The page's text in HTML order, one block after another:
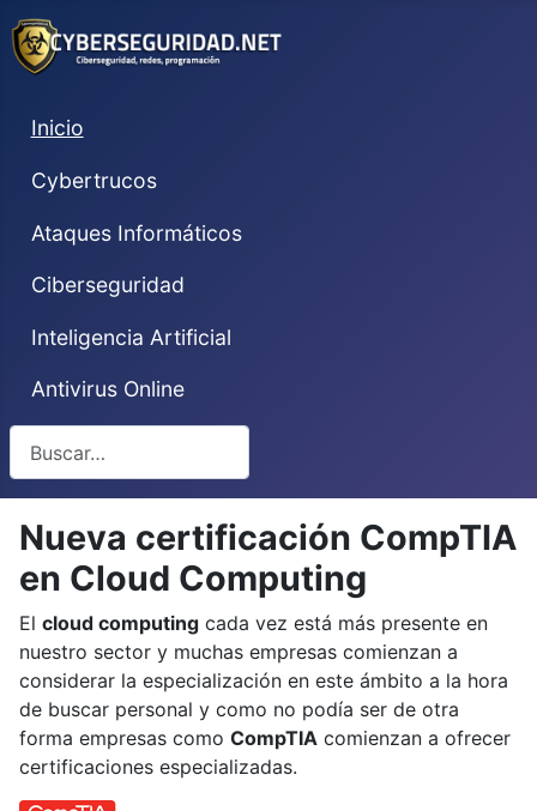
Inicio
Cybertrucos
Ataques Informáticos
Ciberseguridad
Inteligencia Artificial
Antivirus Online
Nueva certificación CompTIA
en Cloud Computing
El cloud computing cada vez está más presente en
nuestro sector y muchas empresas comienzan a
considerar la especialización en este ámbito a la hora
de buscar personal y como no podía ser de otra
forma empresas como CompTIA comienzan a ofrecer
certificaciones especializadas.